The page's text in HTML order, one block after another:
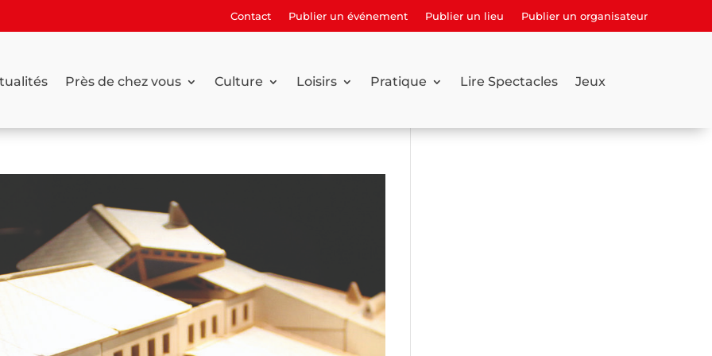
Contact Publier un événement Publier un lieu Publier un organisateur
Près de chez vous Culture Loisirs Pratique Lire Spectacles Jeux